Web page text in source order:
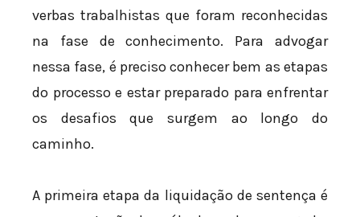
verbas trabalhistas que foram reconhecidas
na fase de conhecimento. Para advogar
nessa fase, é preciso conhecer bem as etapas
do processo e estar preparado para enfrentar
os desafios que surgem ao longo do
caminho.
A primeira etapa da liquidação de sentença é